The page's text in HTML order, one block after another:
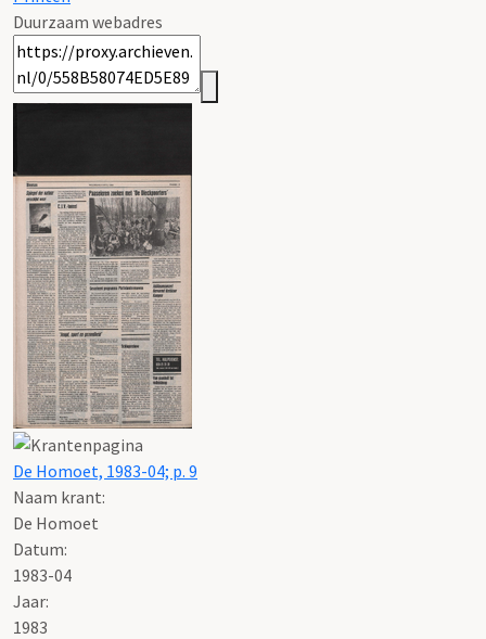
Duurzaam webadres
De Homoet, 1983-04; p. 9
Naam krant:
De Homoet
Datum:
1983-04
Jaar:
1983